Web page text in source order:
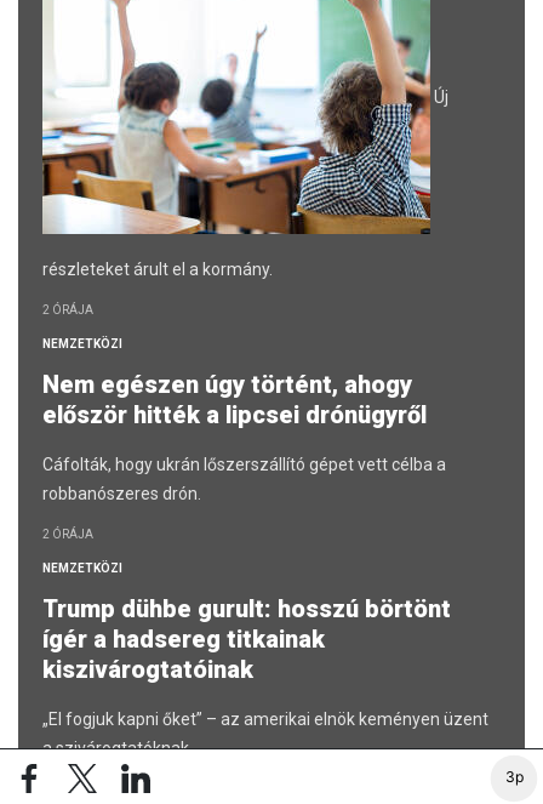
3p
Új
részleteket árult el a kormány.
2 ÓRÁJA
NEMZETKÖZI
Nem egészen úgy történt, ahogy
először hitték a lipcsei drónügyről
Cáfolták, hogy ukrán lőszerszállító gépet vett célba a
robbanószeres drón.
2 ÓRÁJA
NEMZETKÖZI
Trump dühbe gurult: hosszú börtönt
ígér a hadsereg titkainak
kiszivárogtatóinak
„El fogjuk kapni őket” – az amerikai elnök keményen üzent
a szivárogtatóknak.
3 ÓRÁJA